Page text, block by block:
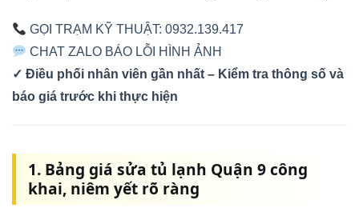
GỌI TRẠM KỸ THUẬT: 0932.139.417
CHAT ZALO BÁO LỖI HÌNH ẢNH
✓ Điều phối nhân viên gần nhất – Kiểm tra thông số và
báo giá trước khi thực hiện
1. Bảng giá sửa tủ lạnh Quận 9 công
khai, niêm yết rõ ràng